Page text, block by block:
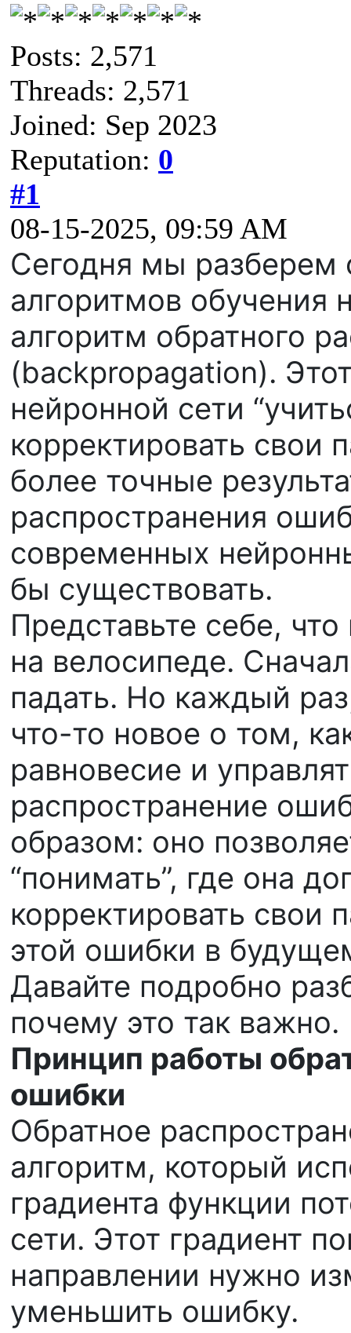
Posts: 2,571
Threads: 2,571
Joined: Sep 2023
Reputation: 0
#1
08-15-2025, 09:59 AM
Сегодня мы разберем
алгоритмов обучения
алгоритм обратного
(backpropagation).
нейронной сети
корректировать свои
более точные
распространения
современных
бы существовать.
Представьте себе,
на велосипеде.
падать. Но каждый
что-то новое о том,
равновесие и
распространение
образом: оно
“понимать”, где она
корректировать свои
этой ошибки в
Давайте подробно
почему это так важно.
Принцип работы
ошибки
Обратное
алгоритм, который
градиента функции
сети. Этот градиент
направлении нужно
уменьшить ошибку.